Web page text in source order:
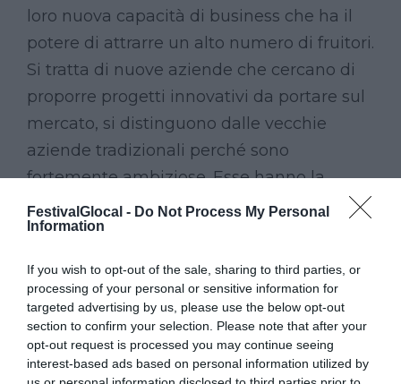
FestivalGlocal - Do Not Process My Personal
Information
If you wish to opt-out of the sale, sharing to third parties, or
processing of your personal or sensitive information for
targeted advertising by us, please use the below opt-out
section to confirm your selection. Please note that after your
opt-out request is processed you may continue seeing
interest-based ads based on personal information utilized by
loro nuova capacità di business che ha il
potere di attrarre un alto numero di fruitori.
Si tratta di nuove aziende che cercano di
proporre progetti innovativi da portare sul
mercato, si distinguono dalle vecchie
aziende tradizionali perché sono
fortemente ambiziose. Esse hanno la
necessità di anticipare gli investimenti,
questo le porta ad avere un profilo di
sulla frontiera dell’innovazione. Le startup
prevedono progetti ambiziosi e riescono
ad ampliare il modo di pensare delle
persone.